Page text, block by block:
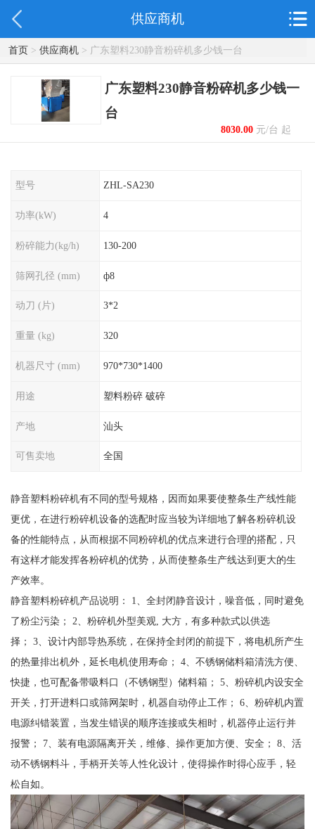
供应商机
首页> 供应商机> 广东塑料230静音粉碎机多少钱一台
广东塑料230静音粉碎机多少钱一
台
8030.00元/台 起
型号 ZHL-SA230
功率(kW) 4
粉碎能力(kg/h) 130-200
筛网孔径 (mm) ф8
动刀 (片) 3*2
重量 (kg) 320
机器尺寸 (mm) 970*730*1400
用途 塑料粉碎 破碎
产地 汕头
可售卖地 全国
静音塑料粉碎机有不同的型号规格，因而如果要使整条生产线性能
更优，在进行粉碎机设备的选配时应当较为详细地了解各粉碎机设
备的性能特点，从而根据不同粉碎机的优点来进行合理的搭配，只
有这样才能发挥各粉碎机的优势，从而使整条生产线达到更大的生
产效率。
静音塑料粉碎机产品说明： 1、全封闭静音设计，噪音低，同时避免
了粉尘污染； 2、粉碎机外型美观, 大方，有多种款式以供选
择； 3、设计内部导热系统，在保持全封闭的前提下，将电机所产生
的热量排出机外，延长电机使用寿命； 4、不锈钢储料箱清洗方便、
快捷，也可配备带吸料口（不锈钢型）储料箱； 5、粉碎机内设安全
开关，打开进料口或筛网架时，机器自动停止工作； 6、粉碎机内置
电源纠错装置，当发生错误的顺序连接或失相时，机器停止运行并
报警； 7、装有电源隔离开关，维修、操作更加方便、安全； 8、活
动不锈钢料斗，手柄开关等人性化设计，使得操作时得心应手，轻
松自如。